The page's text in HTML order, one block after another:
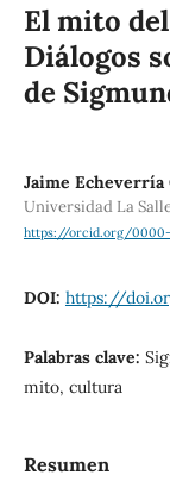
El mito
Diálogos
de
Jaime Echeverría
Universidad La
https://orcid.org/
DOI: https://
Palabras clave:
mito, cultura
Resumen